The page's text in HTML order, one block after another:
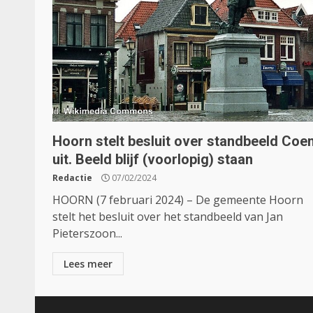
Hoorn stelt besluit over standbeeld
uit. Beeld blijf (voorlopig) staan
Redactie 07/02/2024
HOORN (7 februari 2024) – De gemeente Hoorn
stelt het besluit over het standbeeld van Jan
Pieterszoon...
Lees meer